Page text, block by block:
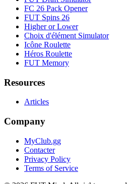
FC 26 Pack Opener
FUT Spins 26
Higher or Lower
Choix d'élément Simulator
Icône Roulette
Héros Roulette
FUT Memory
Resources
Articles
Company
MyClub.gg
Contacter
Privacy Policy
Terms of Service